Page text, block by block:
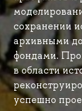
сохранении
архивными
фондами.
в области
успешно